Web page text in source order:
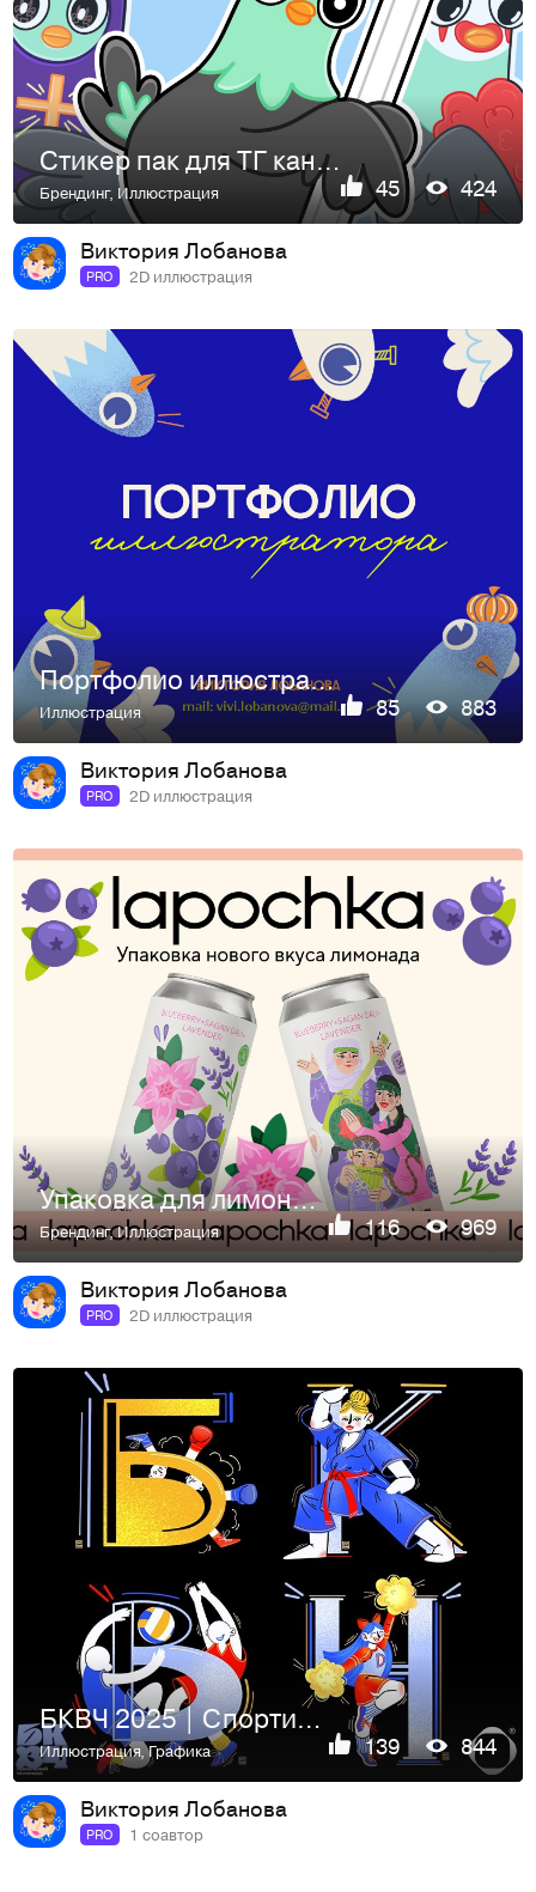
Стикер пак для ТГ канала | Sticker pack for TG channel
Брендинг, Иллюстрация 45 424
Виктория Лобанова
PRO 2D иллюстрация
Портфолио иллюстратора | Виктория Лобанова
Иллюстрация 85 883
Виктория Лобанова
PRO 2D иллюстрация
Упаковка для лимонада Lapochka
Брендинг,Иллюстрация 116 969
Виктория Лобанова
PRO 2D иллюстрация
БКВЧ 2025 | Спортивный алфавит
Иллюстрация,Графика 139 844
Виктория Лобанова
PRO 1 соавтор